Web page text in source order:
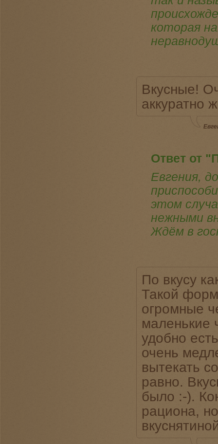
которая
Вкусные!
аккуратно
Ответ от
Евгения,
этом
нежными
Ждём в
По вкусу
Такой
огромные
маленькие
удобно
очень
вытекать
равно.
было :-).
рациона,